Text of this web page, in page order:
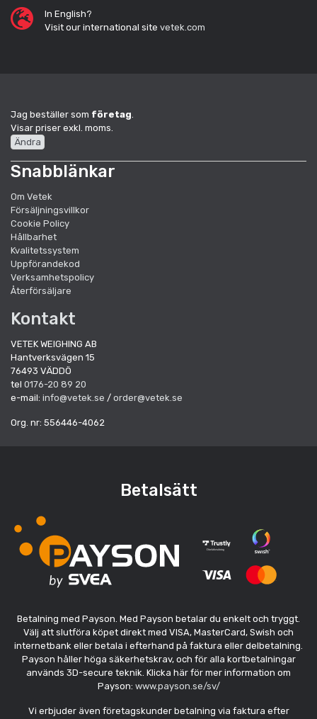
In English?
Visit our international site vetek.com
Jag beställer som företag
Visar priser exkl. moms.
Ändra
Snabblänkar
Om Vetek
Försäljningsvillkor
Cookie Policy
Hållbarhet
Kvalitetssystem
Uppförandekod
Verksamhetspolicy
Återförsäljare
Kontakt
VETEK WEIGHING AB
Hantverksvägen 15
76493 VÄDDÖ
tel 0176-20 89 20
e-mail: info@vetek.se / order@vetek.se
Org. nr: 556446-4062
Betalsätt
Betalning med Payson. Med Payson betalar du enkelt och tryggt.
Välj att slutföra köpet direkt med VISA, MasterCard, Swish och
internetbank eller betala i efterhand på faktura eller delbetalning.
Payson håller höga säkerhetskrav, och för alla kortbetalningar
används 3D-secure teknik. Klicka här för mer information om
Payson: www.payson.se/sv/
Vi erbjuder även företagskunder betalning via faktura efter